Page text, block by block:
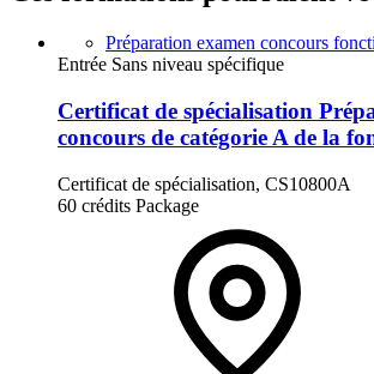
Préparation examen concours
Entrée Sans niveau spécifique
Certificat de spécialisation
concours de catégorie A de la
Certificat de spécialisation, CS10800A
60 crédits Package